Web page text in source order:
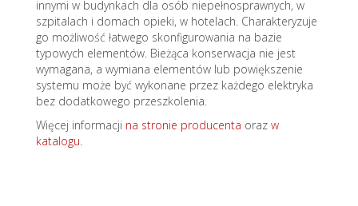
innymi w budynkach dla osób niepełnosprawnych, w
szpitalach i domach opieki, w hotelach. Charakteryzuje
go możliwość łatwego skonfigurowania na bazie
typowych elementów. Bieżąca konserwacja nie jest
wymagana, a wymiana elementów lub powiększenie
systemu może być wykonane przez każdego elektryka
bez dodatkowego przeszkolenia.
Więcej informacji na stronie producenta oraz w
katalogu.